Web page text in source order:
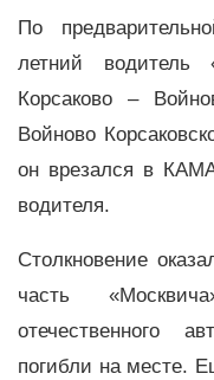
По
летний водитель
Корсаково –
Войново
он врезался в
водителя.
Столкновение
часть
отечественного
погибли на месте.